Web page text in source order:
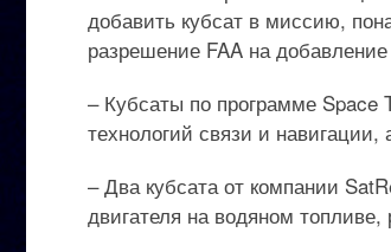
добавить кубсат в миссию,
разрешение FAA на
– Кубсаты по программе Space
технологий связи и навигации,
– Два кубсата от компании
двигателя на водяном